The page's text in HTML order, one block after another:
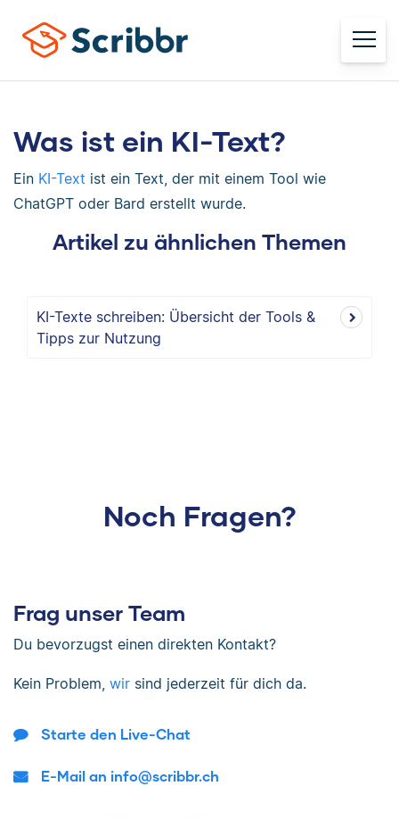
Was ist ein KI-Text?
Ein KI-Text ist ein Text, der mit einem Tool wie
ChatGPT oder Bard erstellt wurde.
Artikel zu ähnlichen Themen
KI-Texte schreiben: Übersicht der Tools &
Tipps zur Nutzung
Noch Fragen?
Frag unser Team
Du bevorzugst einen direkten Kontakt?
Kein Problem, wir sind jederzeit für dich da.
Starte den Live-Chat
E-Mail an info@scribbr.ch